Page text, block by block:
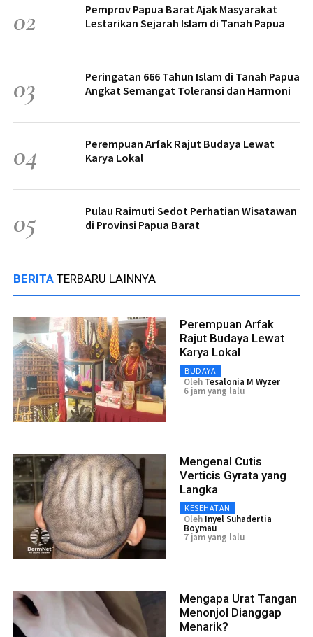
02
Pemprov Papua Barat Ajak Masyarakat
Lestarikan Sejarah Islam di Tanah Papua
03
Peringatan 666 Tahun Islam di Tanah Papua
Angkat Semangat Toleransi dan Harmoni
04
Perempuan Arfak Rajut Budaya Lewat
Karya Lokal
05
Pulau Raimuti Sedot Perhatian Wisatawan
di Provinsi Papua Barat
BERITA TERBARU LAINNYA
Perempuan Arfak
Rajut Budaya Lewat
Karya Lokal
BUDAYA
Oleh Tesalonia M Wyzer
6 jam yang lalu
Mengenal Cutis
Verticis Gyrata yang
Langka
KESEHATAN
Oleh Inyel Suhadertia
Boymau
7 jam yang lalu
Mengapa Urat Tangan
Menonjol Dianggap
Menarik?